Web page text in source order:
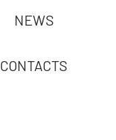
NEWS
CONTACTS